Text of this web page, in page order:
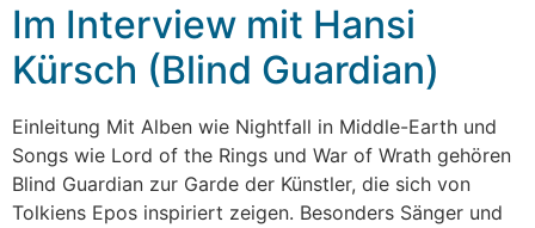
Im Interview mit Hansi
Kürsch (Blind Guardian)
Einleitung Mit Alben wie Nightfall in Middle-Earth und
Songs wie Lord of the Rings und War of Wrath gehören
Blind Guardian zur Garde der Künstler, die sich von
Tolkiens Epos inspiriert zeigen. Besonders Sänger und